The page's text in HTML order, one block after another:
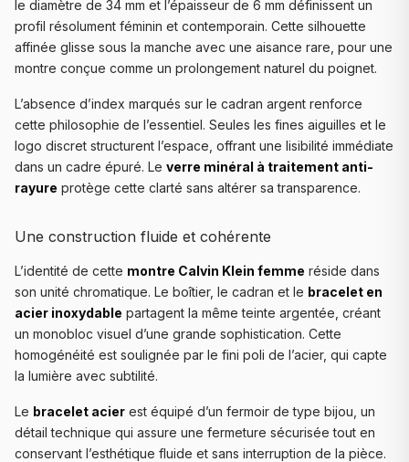
le diamètre de 34 mm et l’épaisseur de 6 mm définissent un
profil résolument féminin et contemporain. Cette silhouette
affinée glisse sous la manche avec une aisance rare, pour une
montre conçue comme un prolongement naturel du poignet.
L’absence d’index marqués sur le cadran argent renforce
cette philosophie de l’essentiel. Seules les fines aiguilles et le
logo discret structurent l’espace, offrant une lisibilité immédiate
dans un cadre épuré. Le verre minéral à traitement anti-
rayure protège cette clarté sans altérer sa transparence.
Une construction fluide et cohérente
L’identité de cette montre Calvin Klein femme réside dans
son unité chromatique. Le boîtier, le cadran et le bracelet en
acier inoxydable partagent la même teinte argentée, créant
un monobloc visuel d’une grande sophistication. Cette
homogénéité est soulignée par le fini poli de l’acier, qui capte
la lumière avec subtilité.
Le bracelet acier est équipé d’un fermoir de type bijou, un
détail technique qui assure une fermeture sécurisée tout en
conservant l’esthétique fluide et sans interruption de la pièce.